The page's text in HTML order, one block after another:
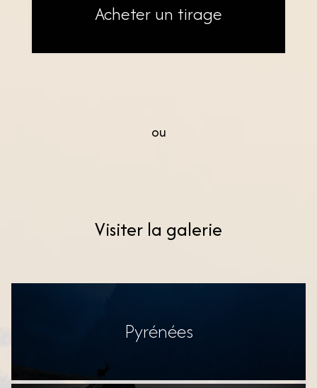
Acheter un tirage
ou
Visiter la galerie
Pyrénées